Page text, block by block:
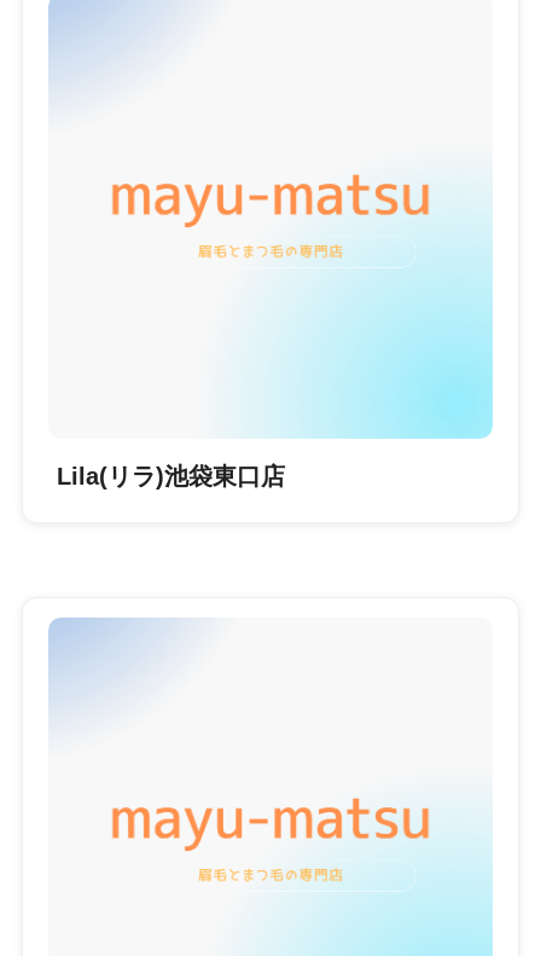
Lila(リラ)池袋東口店